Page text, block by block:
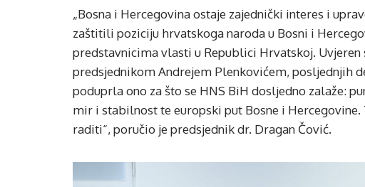
„Bosna i Hercegovina ostaje zajednički interes i
zaštitili poziciju hrvatskoga naroda u Bosni i
predstavnicima vlasti u Republici Hrvatskoj.
predsjednikom Andrejem Plenkovićem, posljednjih
poduprla ono za što se HNS BiH dosljedno zalaže:
mir i stabilnost te europski put Bosne i
raditi“, poručio je predsjednik dr. Dragan Čović.